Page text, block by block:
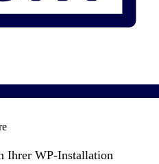
Ihrer WP-Installation